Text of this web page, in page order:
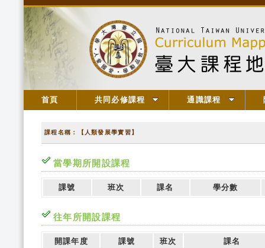
首頁 共同必修課程 通識課程
課程名稱：【人類發展學實習】
當學期所開設課程
課號 班次 課名 學分數
往年所開設課程
開課年度 課號 班次
課名